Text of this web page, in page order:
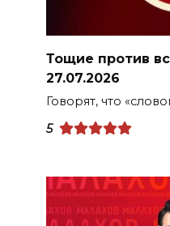
Тощие против
27.07.2026
Говорят, что
5